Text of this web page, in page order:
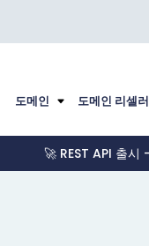
도메인 도메인 리셀러
🚀 REST API 출시